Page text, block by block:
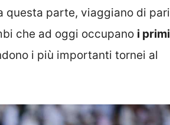
questa parte, viaggiano di pari
che ad oggi occupano i primi
i più importanti tornei al